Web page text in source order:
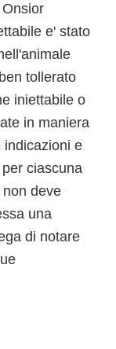
e' stato
tollerato
iniettabile o
in maniera
indicazioni e
ciascuna
deve
una
di notare